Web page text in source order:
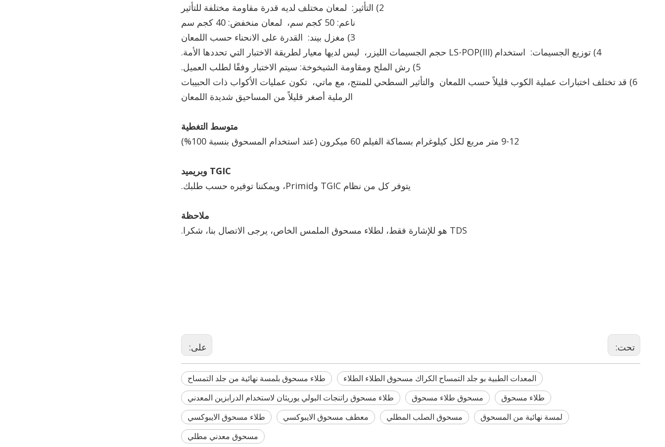
2) التأثير: لمعان مختلف لديه قدرة مقاومة مختلفة للتأثير
ناعم: 50 كجم سم، لمعان منخفض: 40 كجم سم
3) مغزل بيند: القدرة على الانحناء حسب اللمعان
4) توزيع الجسيمات: استخدام LS-POP(III) حجم الجسيمات الليزر، ليس لديها معيار لطريقة الاختبار التي تحددها الأمة.
5) رش الملح ومقاومة الشيخوخة: سيتم الاختبار وفقًا لطلب العميل.
6) قد تختلف اختبارات عملية الكوب قليلاً حسب اللمعان والتأثير السطحي للمنتج، مع ماتي، تكون عمليات الأكواب ذات الحبيبات
الرملية أصغر قليلاً من المساحيق شديدة اللمعان
متوسط ​​التغطية
9-12 متر مربع لكل كيلوغرام بسماكة الفيلم 60 ميكرون (عند استخدام المسحوق بنسبة 100%)
TGIC وبريميد
يتوفر كل من نظام TGIC وPrimid، ويمكننا توفيره حسب طلبك.
ملاحظة
TDS هو للإشارة فقط، لطلاء مسحوق الملمس الخاص، يرجى الاتصال بنا، شكرا.
على: تحت:
طلاء مسحوق بلمسة نهائية من جلد التمساح
المعدات الطبية بو جلد التمساح الكراك مسحوق الطلاء الطلاء
طلاء مسحوق راتنجات البولي يوريثان لاستخدام الدرابزين المعدني
مسحوق طلاء مسحوق
طلاء مسحوق
طلاء مسحوق الايبوكسي
معطف مسحوق الايبوكسي مسحوق الصلب المطلي
لمسة نهائية من المسحوق
مسحوق معدني مطلي